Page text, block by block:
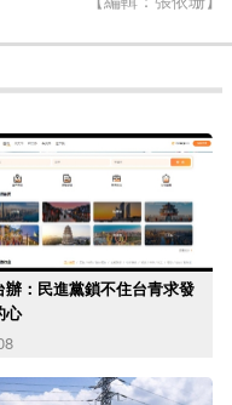
辦：民進黨鎖不住台青求發
心